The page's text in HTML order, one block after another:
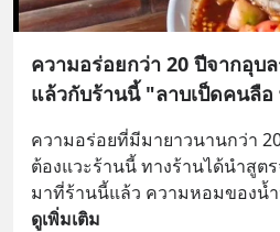
ความอร่อยกว่า 20 ปีจากอุบ
แล้วกับร้านนี้ "ลาบเป็ดคนลือ
ความอร่อยที่มีมายาวนานกว่า
ต้องแวะร้านนี้ ทางร้านได้นำสูต
มาที่ร้านนี้แล้ว ความหอมของน้ำ
ดูเพิ่มเติม